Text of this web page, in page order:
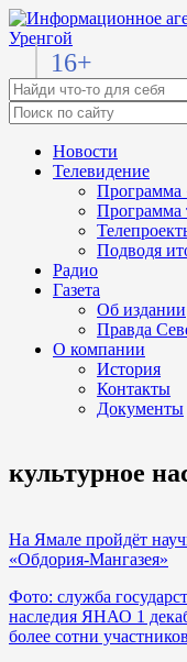
16+
Новости
Телевидение
Программа
Программа
Подводя
Радио
Газета
Об издании
Правда
О компании
История
Контакты
Документы
культурное
На Ямале пройдёт
«Обдория‑Мангазея»
Фото: служба
наследия ЯНАО 1
более сотни